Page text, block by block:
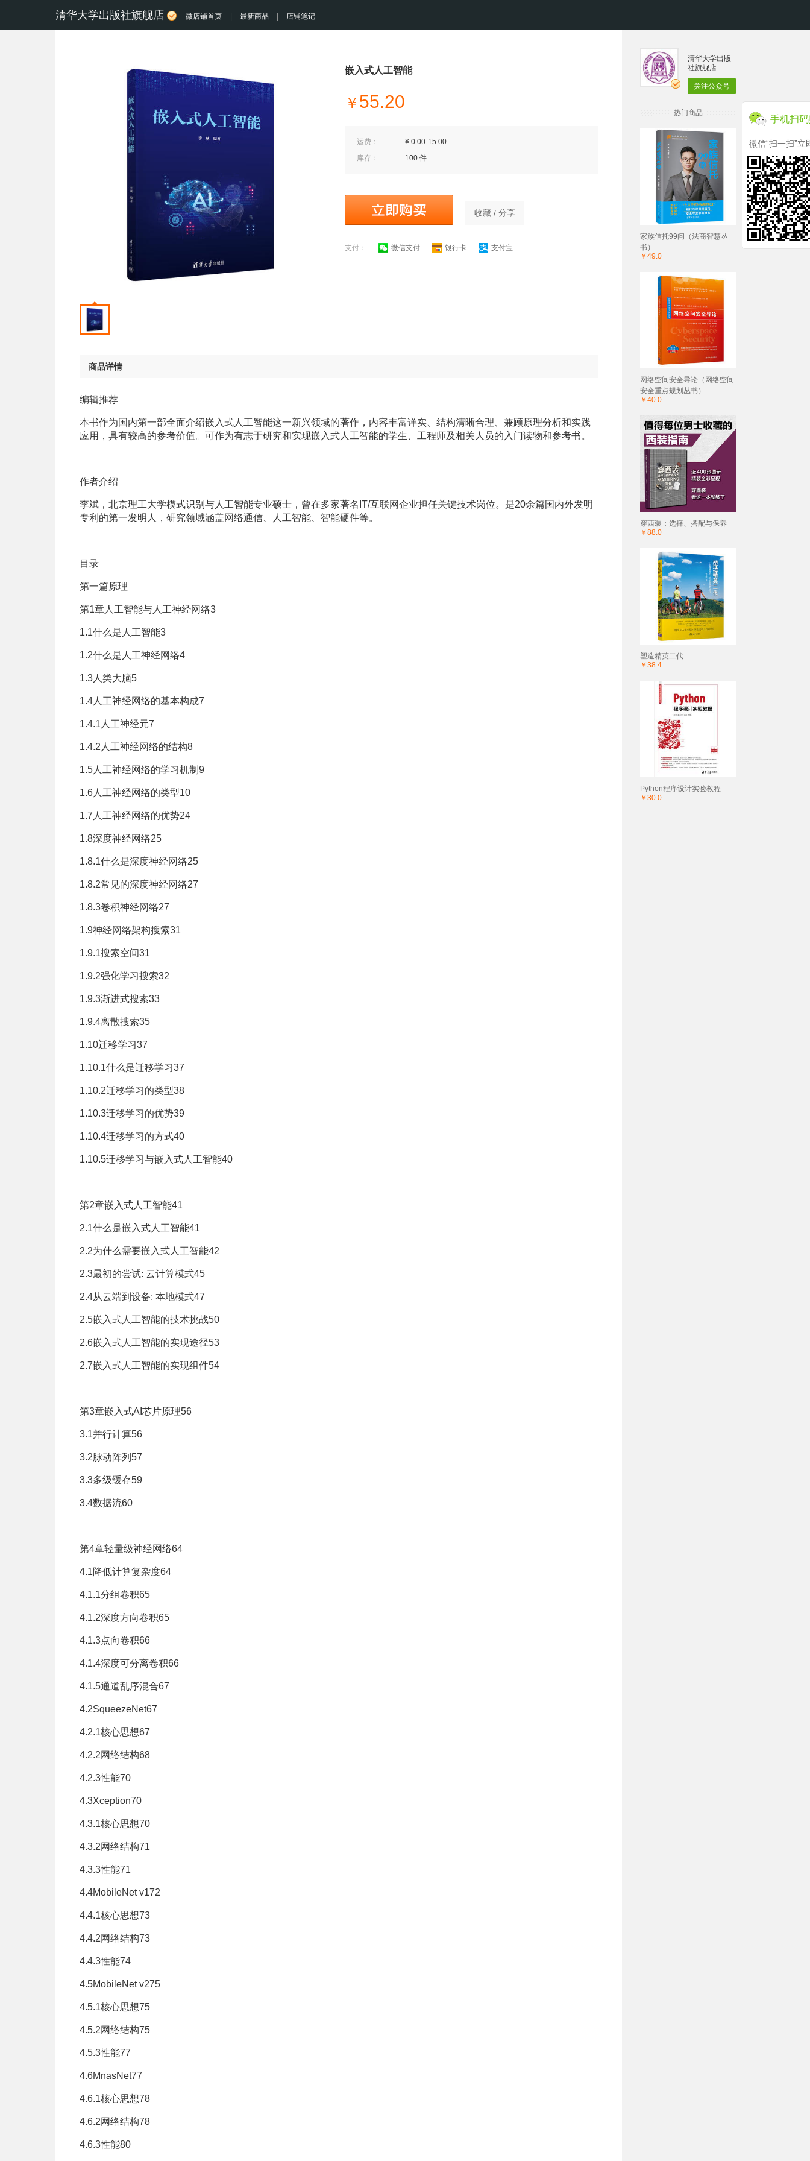
清华大学出版社旗舰店 微店铺首页 最新商品 店铺笔记
嵌入式人工智能
￥ 55.20
运费：
¥ 0.00-15.00
库存：
100 件
收藏 / 分享
支付： 微信支付 银行卡 支付宝
商品详情
编辑推荐
本书作为国内第一部全面介绍嵌入式人工智能这一新兴领域的著作，内容丰富详实、结构清晰合理、兼顾原理分析和实践
应用，具有较高的参考价值。可作为有志于研究和实现嵌入式人工智能的学生、工程师及相关人员的入门读物和参考书。
作者介绍
李斌，北京理工大学模式识别与人工智能专业硕士，曾在多家著名IT/互联网企业担任关键技术岗位。是20余篇国内外发明
专利的第一发明人，研究领域涵盖网络通信、人工智能、智能硬件等。
目录
第一篇原理
第1章人工智能与人工神经网络3
1.1什么是人工智能3
1.2什么是人工神经网络4
1.3人类大脑5
1.4人工神经网络的基本构成7
1.4.1人工神经元7
1.4.2人工神经网络的结构8
1.5人工神经网络的学习机制9
1.6人工神经网络的类型10
1.7人工神经网络的优势24
1.8深度神经网络25
1.8.1什么是深度神经网络25
1.8.2常见的深度神经网络27
1.8.3卷积神经网络27
1.9神经网络架构搜索31
1.9.1搜索空间31
1.9.2强化学习搜索32
1.9.3渐进式搜索33
1.9.4离散搜索35
1.10迁移学习37
1.10.1什么是迁移学习37
1.10.2迁移学习的类型38
1.10.3迁移学习的优势39
1.10.4迁移学习的方式40
1.10.5迁移学习与嵌入式人工智能40
第2章嵌入式人工智能41
2.1什么是嵌入式人工智能41
2.2为什么需要嵌入式人工智能42
2.3最初的尝试: 云计算模式45
2.4从云端到设备: 本地模式47
2.5嵌入式人工智能的技术挑战50
2.6嵌入式人工智能的实现途径53
2.7嵌入式人工智能的实现组件54
第3章嵌入式AI芯片原理56
3.1并行计算56
3.2脉动阵列57
3.3多级缓存59
3.4数据流60
第4章轻量级神经网络64
4.1降低计算复杂度64
4.1.1分组卷积65
4.1.2深度方向卷积65
4.1.3点向卷积66
4.1.4深度可分离卷积66
4.1.5通道乱序混合67
4.2SqueezeNet67
4.2.1核心思想67
4.2.2网络结构68
4.2.3性能70
4.3Xception70
4.3.1核心思想70
4.3.2网络结构71
4.3.3性能71
4.4MobileNet v172
4.4.1核心思想73
4.4.2网络结构73
4.4.3性能74
4.5MobileNet v275
4.5.1核心思想75
4.5.2网络结构75
4.5.3性能77
4.6MnasNet77
4.6.1核心思想78
4.6.2网络结构78
4.6.3性能80
清华大学出版
社旗舰店
关注公众号
热门商品
家族信托99问（法商智慧丛
书）
￥49.0
网络空间安全导论（网络空间
安全重点规划丛书）
￥40.0
穿西装：选择、搭配与保养
￥88.0
塑造精英二代
￥38.4
Python程序设计实验教程
￥30.0
手机扫
微信“扫一扫”立